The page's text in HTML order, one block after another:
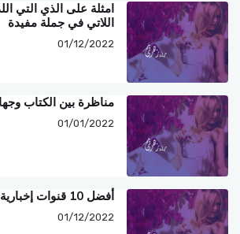
امثلة على الذي التي
اللاتي في جملة مفيدة
01/12/2022
مناظرة بين الكتاب
01/01/2022
أفضل 10 قنوات إخبارية في العالم
01/12/2022